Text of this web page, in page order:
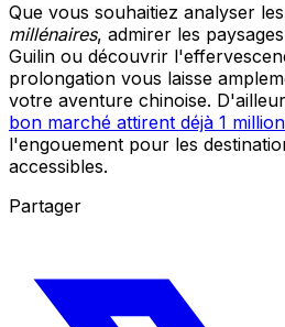
Que vous souhaitiez analyser les
millénaires, admirer les
Guilin ou découvrir
prolongation vous laisse
votre aventure chinoise.
bon marché attirent déjà 1
l'engouement pour les
accessibles.
Partager